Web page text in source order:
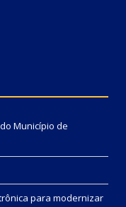
Município de
para modernizar